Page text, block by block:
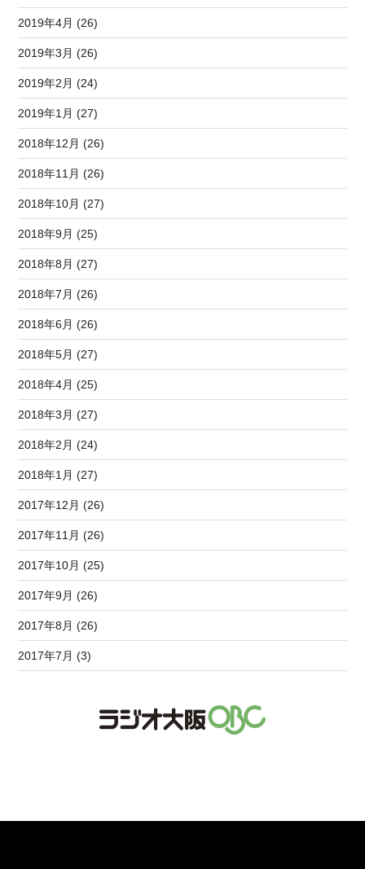
2019年4月 (26)
2019年3月 (26)
2019年2月 (24)
2019年1月 (27)
2018年12月 (26)
2018年11月 (26)
2018年10月 (27)
2018年9月 (25)
2018年8月 (27)
2018年7月 (26)
2018年6月 (26)
2018年5月 (27)
2018年4月 (25)
2018年3月 (27)
2018年2月 (24)
2018年1月 (27)
2017年12月 (26)
2017年11月 (26)
2017年10月 (25)
2017年9月 (26)
2017年8月 (26)
2017年7月 (3)